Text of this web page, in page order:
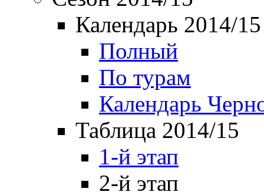
Календарь 2014/15
Полный
По турам
Календарь
Таблица 2014/15
1-й этап
2-й этап